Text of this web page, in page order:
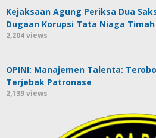
Kejaksaan Agung Periksa Dua
Dugaan Korupsi Tata Niaga
2,204 views
OPINI: Manajemen Talenta:
Terjebak Patronase
2,139 views